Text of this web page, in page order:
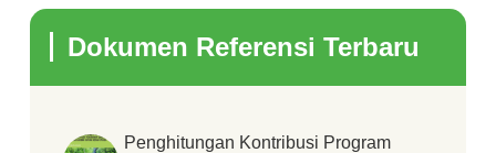
Dokumen Referensi Terbaru
Penghitungan Kontribusi Program